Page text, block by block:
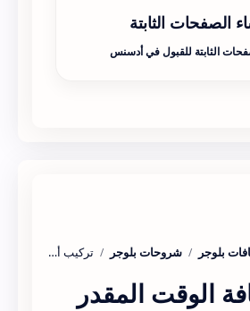
الصفحات الثابتة
الثابتة للقبول في أدسنس
بلوجر شروحات بلوجر
الوقت المقدر